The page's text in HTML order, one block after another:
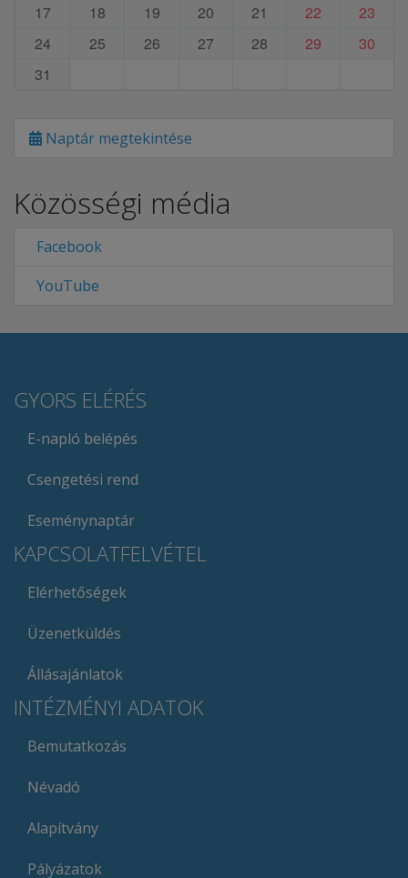
17
18 19 20 21 22
23
24
25 26 27 28 29
30
31
Naptár megtekintése
Közösségi média
Facebook
YouTube
GYORS ELÉRÉS
E-napló belépés
Csengetési rend
Eseménynaptár
KAPCSOLATFELVÉTEL
Elérhetőségek
Üzenetküldés
Állásajánlatok
INTÉZMÉNYI ADATOK
Bemutatkozás
Névadó
Alapítvány
Pályázatok